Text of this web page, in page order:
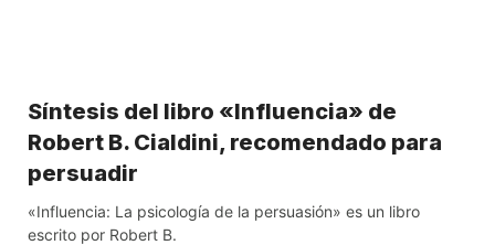
Síntesis del libro «Influencia» de
Robert B. Cialdini, recomendado para
persuadir
«Influencia: La psicología de la persuasión» es un libro
escrito por Robert B.